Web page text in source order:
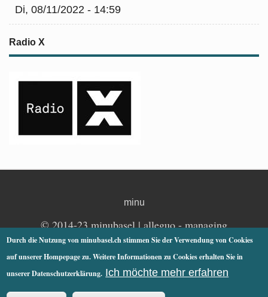
Di, 08/11/2022 - 14:59
Radio X
minu
© 2014-23 minubasel |alleguo- managing
communications | Basel
Impressum
Durch die Nutzung von minubasel.ch stimmen Sie der Verwendung von Cookies
auf unserer Hompepage zu. Weitere Informationen zu Cookies erhalten Sie in
unserer Datenschutzerklärung. Ich möchte mehr erfahren